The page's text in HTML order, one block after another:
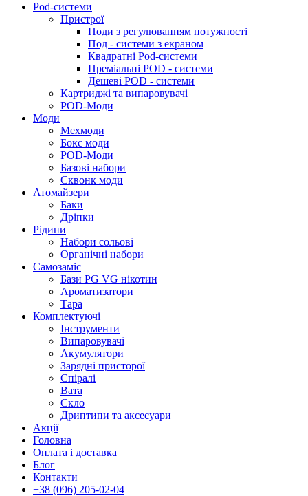
Pod-системи
Пристрої
Поди з регулюванням потужності
Под - системи з екраном
Квадратні Pod-системи
Преміальні POD - системи
Дешеві POD - системи
Картриджі та випаровувачі
POD-Моди
Моди
Мехмоди
Бокс моди
POD-Моди
Базові набори
Сквонк моди
Атомайзери
Баки
Дріпки
Рідини
Набори сольові
Органічні набори
Самозаміс
Бази PG VG нікотин
Ароматизатори
Тара
Комплектуючі
Інструменти
Випаровувачі
Акумулятори
Зарядні присторої
Спіралі
Вата
Скло
Дриптипи та аксесуари
Акції
Головна
Оплата і доставка
Блог
Контакти
+38 (096) 205-02-04